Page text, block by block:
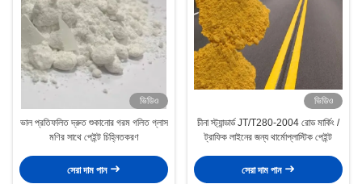
ভিডিও
ভাল প্রতিফলিত দ্রুত শুকানোর গরম গলিত গ্লাস
মণির সাথে পেইন্ট চিহ্নিতকরণ
সেরা দাম পান
ভিডিও
চীনা স্ট্যান্ডার্ড JT/T280-2004 রোড মার্কিং /
ট্রাফিক লাইনের জন্য থার্মোপ্লাস্টিক পেইন্ট
সেরা দাম পান